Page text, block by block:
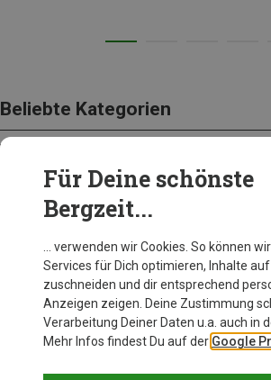
Beliebte Kategorien
BEKLEIDUNG
Für Deine schönste
Bergzeit...
… verwenden wir Cookies. So können
Services für Dich optimieren, Inhalte auf
zuschneiden und dir entsprechend
Anzeigen zeigen. Deine Zustimmung
Verarbeitung Deiner Daten u.a. auch in
Mehr Infos findest Du auf der Google